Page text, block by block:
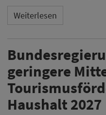
Weiterlesen
geringere
Haushalt 2027